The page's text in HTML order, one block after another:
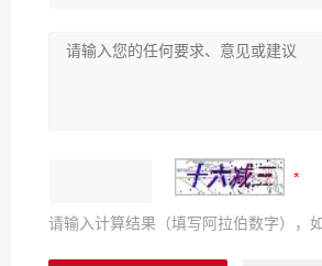
请输入计算结果（填写阿拉伯数字），